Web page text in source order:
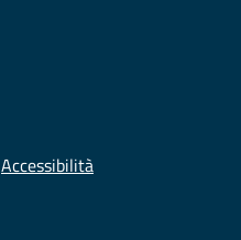
Accessibilità